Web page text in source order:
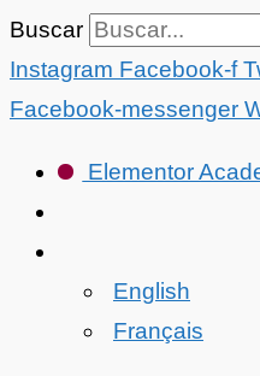
Ir
al
contenido
Buscar
Instagram Facebook-f
Facebook-messenger
Elementor
English
Français